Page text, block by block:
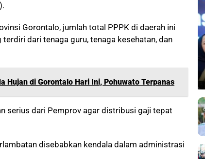
Gorontalo, jumlah total PPPK di daerah ini
terdiri dari tenaga guru, tenaga kesehatan, dan
Hujan di Gorontalo Hari Ini, Pohuwato Terpanas
serius dari Pemprov agar distribusi gaji tepat
disebabkan kendala dalam administrasi